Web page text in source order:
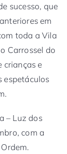
sucesso, que
em
toda a Vila
Carrossel do
crianças e
espetáculos
– Luz dos
com a